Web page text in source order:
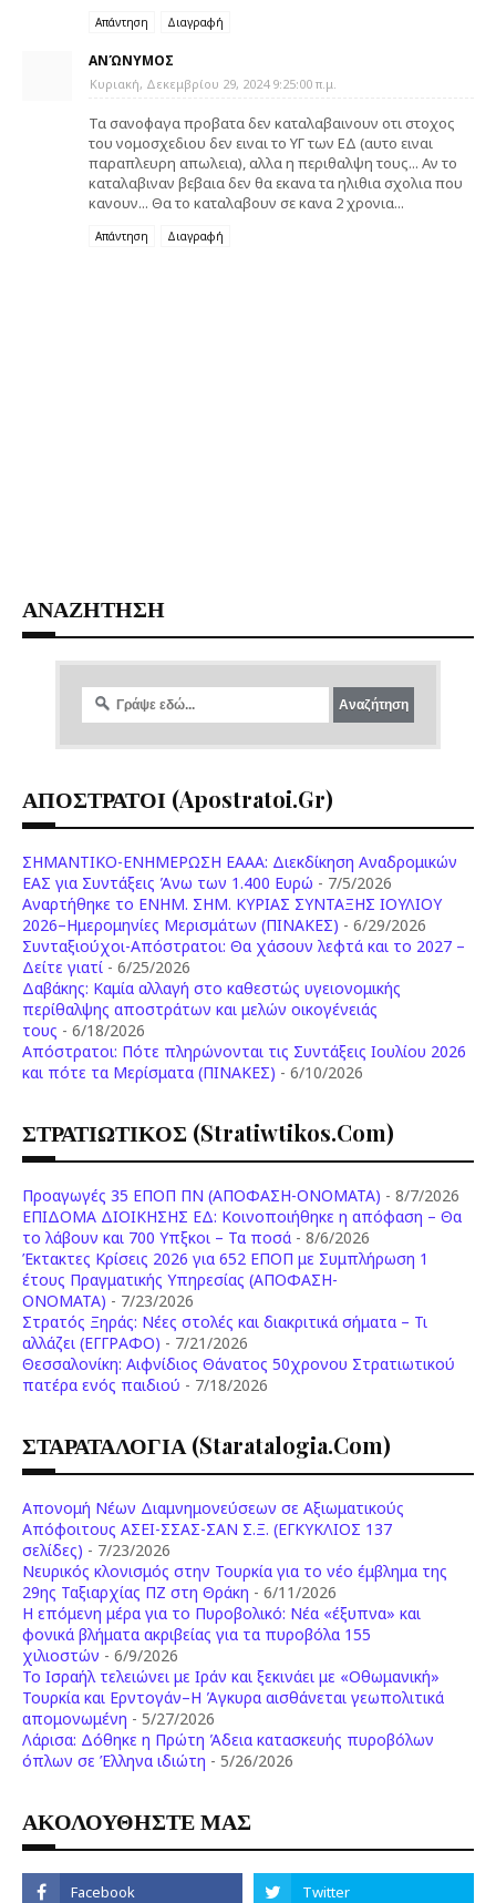
Απάντηση Διαγραφή
ΑΝΏΝΥΜΟΣ
Κυριακή, Δεκεμβρίου 29, 2024 9:25:00 π.μ.
Τα σανοφαγα προβατα δεν καταλαβαινουν οτι στοχος
του νομοσχεδιου δεν ειναι το ΥΓ των ΕΔ (αυτο ειναι
παραπλευρη απωλεια), αλλα η περιθαλψη τους... Αν το
καταλαβιναν βεβαια δεν θα εκανα τα ηλιθια σχολια που
κανουν... Θα το καταλαβουν σε κανα 2 χρονια...
Απάντηση Διαγραφή
ΑΝΑΖΗΤΗΣΗ
ΑΠΟΣΤΡΑΤΟΙ (apostratoi.gr)
ΣΗΜΑΝΤΙΚΟ-ΕΝΗΜΕΡΩΣΗ ΕΑΑΑ: Διεκδίκηση Αναδρομικών
ΕΑΣ για Συντάξεις Άνω των 1.400 Ευρώ - 7/5/2026
Aναρτήθηκε το ENHM. ΣΗΜ. ΚΥΡΙΑΣ ΣΥΝΤΑΞΗΣ ΙΟΥΛΙΟΥ
2026–Ημερομηνίες Μερισμάτων (ΠΙΝΑΚΕΣ) - 6/29/2026
Συνταξιούχοι-Απόστρατοι: Θα χάσουν λεφτά και το 2027 –
Δείτε γιατί - 6/25/2026
Δαβάκης: Καμία αλλαγή στο καθεστώς υγειονομικής
περίθαλψης αποστράτων και μελών οικογένειάς
τους - 6/18/2026
Aπόστρατοι: Πότε πληρώνονται τις Συντάξεις Ιουλίου 2026
και πότε τα Μερίσματα (ΠΙΝΑΚΕΣ) - 6/10/2026
ΣΤΡΑΤΙΩΤΙΚΟΣ (stratiwtikos.com)
Προαγωγές 35 ΕΠΟΠ ΠΝ (ΑΠΟΦΑΣΗ-ΟΝΟΜΑΤΑ) - 8/7/2026
ΕΠΙΔΟΜΑ ΔΙΟΙΚΗΣΗΣ ΕΔ: Κοινοποιήθηκε η απόφαση – Θα
το λάβουν και 700 Υπξκοι – Τα ποσά - 8/6/2026
Έκτακτες Κρίσεις 2026 για 652 ΕΠΟΠ με Συμπλήρωση 1
έτους Πραγματικής Υπηρεσίας (ΑΠΟΦΑΣΗ-
ONOMATA) - 7/23/2026
Στρατός Ξηράς: Νέες στολές και διακριτικά σήματα – Τι
αλλάζει (ΕΓΓΡΑΦΟ) - 7/21/2026
Θεσσαλονίκη: Αιφνίδιος Θάνατος 50χρονου Στρατιωτικού
πατέρα ενός παιδιού - 7/18/2026
ΣΤΑΡΑΤΑΛΟΓΙΑ (staratalogia.com)
Απονομή Νέων Διαμνημονεύσεων σε Αξιωματικούς
Απόφοιτους ΑΣΕΙ-ΣΣΑΣ-ΣΑΝ Σ.Ξ. (ΕΓΚΥΚΛΙΟΣ 137
σελίδες) - 7/23/2026
Νευρικός κλονισμός στην Τουρκία για το νέο έμβλημα της
29ης Ταξιαρχίας ΠΖ στη Θράκη - 6/11/2026
Η επόμενη μέρα για το Πυροβολικό: Νέα «έξυπνα» και
φονικά βλήματα ακριβείας για τα πυροβόλα 155
χιλιοστών - 6/9/2026
Το Ισραήλ τελειώνει με Ιράν και ξεκινάει με «Οθωμανική»
Τουρκία και Ερντογάν–Η Άγκυρα αισθάνεται γεωπολιτικά
απομονωμένη - 5/27/2026
Λάρισα: Δόθηκε η Πρώτη Άδεια κατασκευής πυροβόλων
όπλων σε Έλληνα ιδιώτη - 5/26/2026
ΑΚΟΛΟΥΘΗΣΤΕ ΜΑΣ